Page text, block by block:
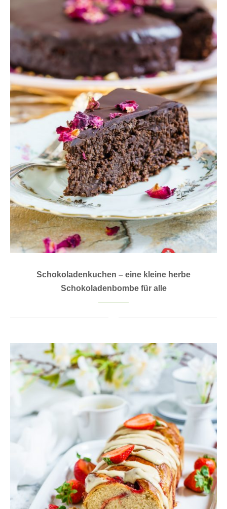
Schokoladenkuchen – eine kleine herbe
Schokoladenbombe für alle